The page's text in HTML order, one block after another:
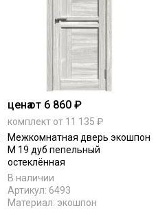
ценаот 6 860 ₽
комплект от 11 135 ₽
Межкомнатная дверь экошпон
М 19 дуб пепельный
остеклённая
В наличии
Артикул: 6493
Материал: экошпон